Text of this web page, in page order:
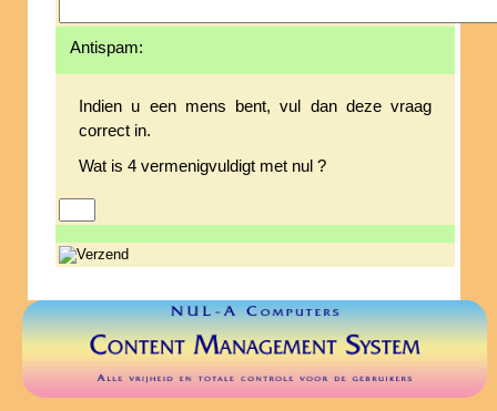
Antispam:
Indien u een mens bent, vul dan deze vraag
correct in.
Wat is 4 vermenigvuldigt met nul ?